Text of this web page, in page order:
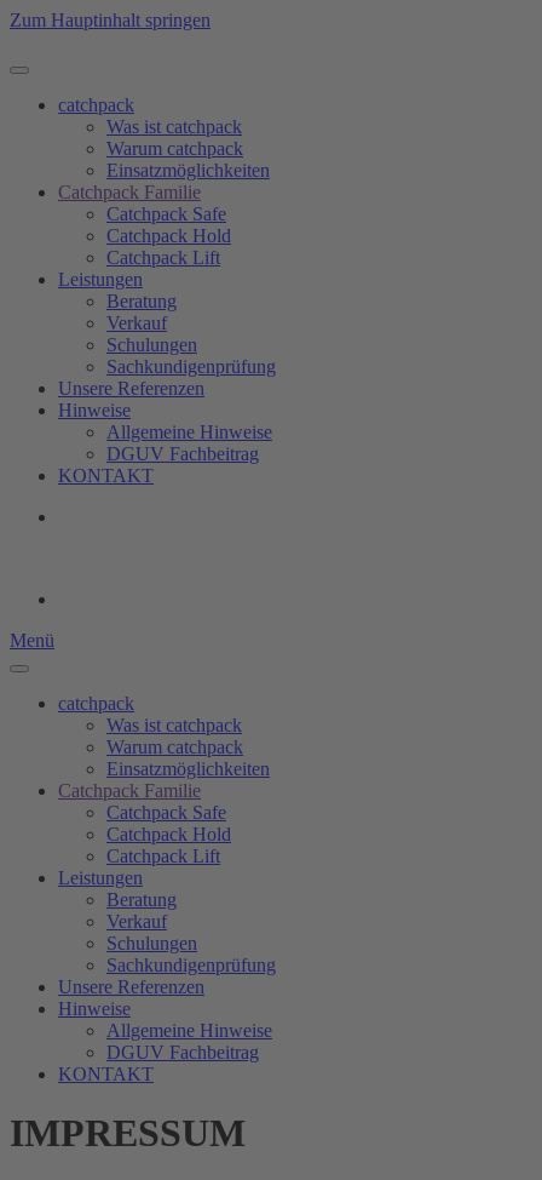
Zum Hauptinhalt springen
catchpack
Was ist catchpack
Warum catchpack
Einsatzmöglichkeiten
Catchpack Familie
Catchpack Safe
Catchpack Hold
Catchpack Lift
Leistungen
Beratung
Verkauf
Schulungen
Sachkundigenprüfung
Unsere Referenzen
Hinweise
Allgemeine Hinweise
DGUV Fachbeitrag
KONTAKT
Menü
catchpack
Was ist catchpack
Warum catchpack
Einsatzmöglichkeiten
Catchpack Familie
Catchpack Safe
Catchpack Hold
Catchpack Lift
Leistungen
Beratung
Verkauf
Schulungen
Sachkundigenprüfung
Unsere Referenzen
Hinweise
Allgemeine Hinweise
DGUV Fachbeitrag
KONTAKT
IMPRESSUM